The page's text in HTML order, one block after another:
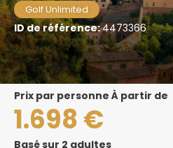
Golf Unlimited
ID de référence:4473366
prix par personne À partir de
1.698 €
Basé sur 2 adultes